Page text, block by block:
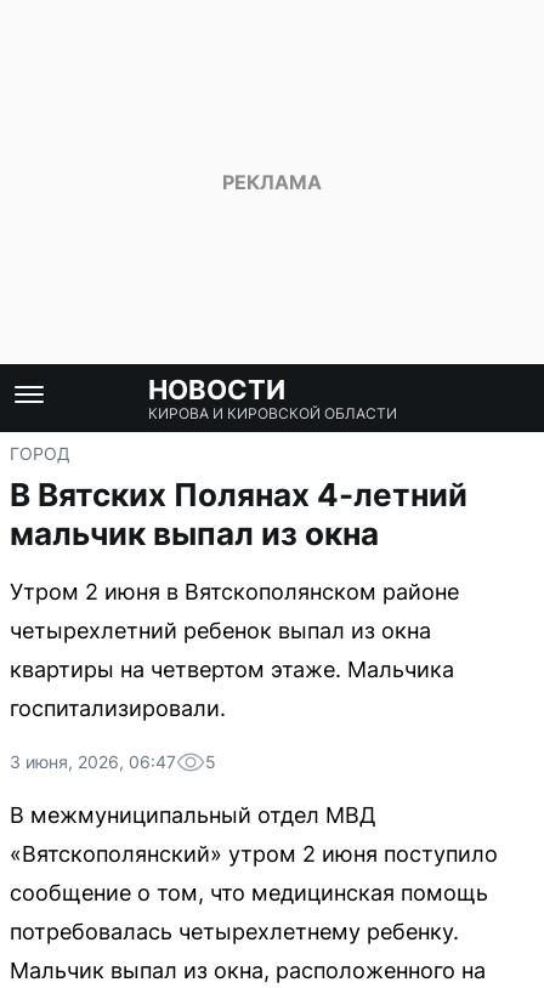
НОВОСТИ
КИРОВА И КИРОВСКОЙ ОБЛАСТИ
ГОРОД
В Вятских Полянах 4-летний
мальчик выпал из окна
Утром 2 июня в Вятскополянском районе
четырехлетний ребенок выпал из окна
квартиры на четвертом этаже. Мальчика
госпитализировали.
3 июня, 2026, 06:47 5
В межмуниципальный отдел МВД
«Вятскополянский» утром 2 июня поступило
сообщение о том, что медицинская помощь
потребовалась четырехлетнему ребенку.
Мальчик выпал из окна, расположенного на